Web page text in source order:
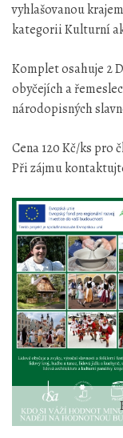
vyhlašovanou
kategorii Kulturní
Komplet osahuje 2
obyčejích a
národopisných
Cena 120 Kč/ks pro
Při zájmu